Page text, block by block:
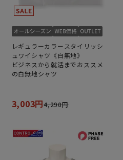
レギュラーカラースタイリッシ
ュワイシャツ《白無地》
ビジネスから就活までおススメ
の白無地シャツ
3,003円4,290円